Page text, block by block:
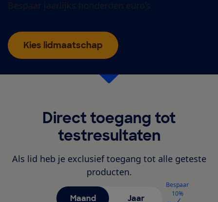
Kies lidmaatschap
Direct toegang tot
testresultaten
Als lid heb je exclusief toegang tot alle geteste
producten.
Maand Jaar
Bespaar
10%